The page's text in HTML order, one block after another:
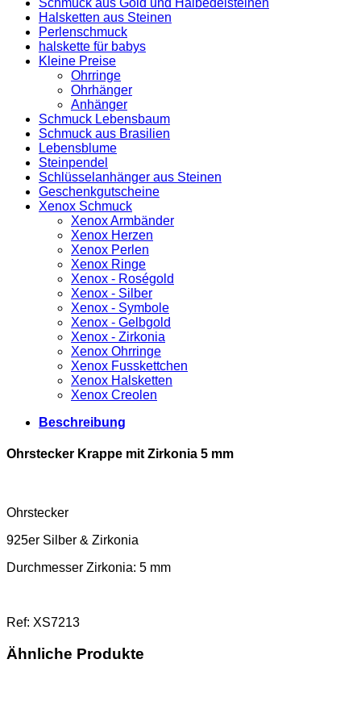
Halsketten aus Steinen
Perlenschmuck
halskette für babys
Kleine Preise
Ohrringe
Ohrhänger
Anhänger
Schmuck Lebensbaum
Schmuck aus Brasilien
Lebensblume
Steinpendel
Schlüsselanhänger aus Steinen
Geschenkgutscheine
Xenox Schmuck
Xenox Armbänder
Xenox Herzen
Xenox Perlen
Xenox Ringe
Xenox - Roségold
Xenox - Silber
Xenox - Symbole
Xenox - Gelbgold
Xenox - Zirkonia
Xenox Ohrringe
Xenox Fusskettchen
Xenox Halsketten
Xenox Creolen
Beschreibung
Ohrstecker Krappe mit Zirkonia 5 mm
Ohrstecker
925er Silber & Zirkonia
Durchmesser Zirkonia: 5 mm
Ref: XS7213
Ähnliche Produkte